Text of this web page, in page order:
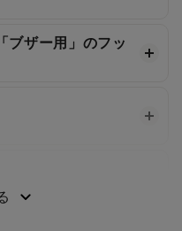
ブザー用」のフッ